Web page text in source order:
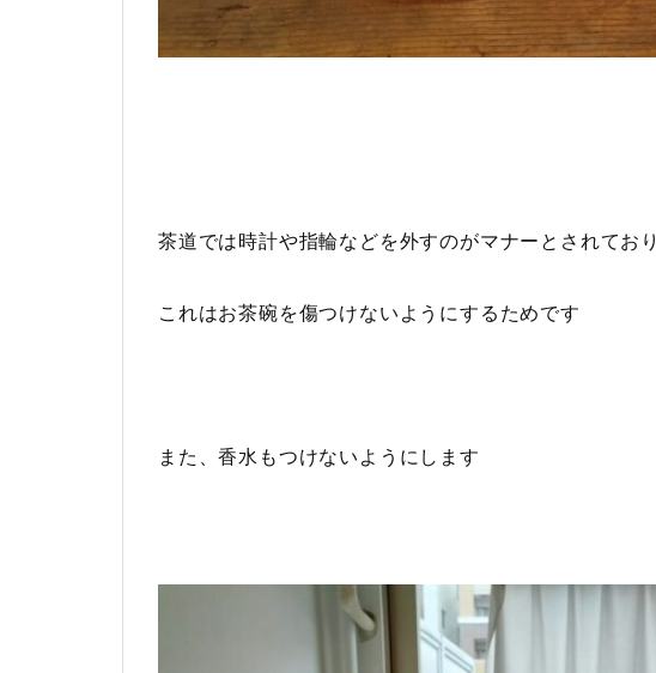
茶道では時計や指輪などを外すのがマナーとされており
これはお茶碗を傷つけないようにするためです
また、香水もつけないようにします